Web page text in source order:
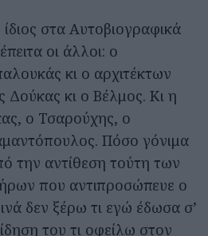
στα Αυτοβιογραφικά
οι άλλοι: ο
κι ο αρχιτέκτων
κι ο Βέλμος. Κι η
ο Τσαρούχης, ο
Πόσο γόνιμα
την αντίθεση τούτη των
που αντιπροσώπευε ο
δεν ξέρω τι εγώ έδωσα σ’
του τι οφείλω στον